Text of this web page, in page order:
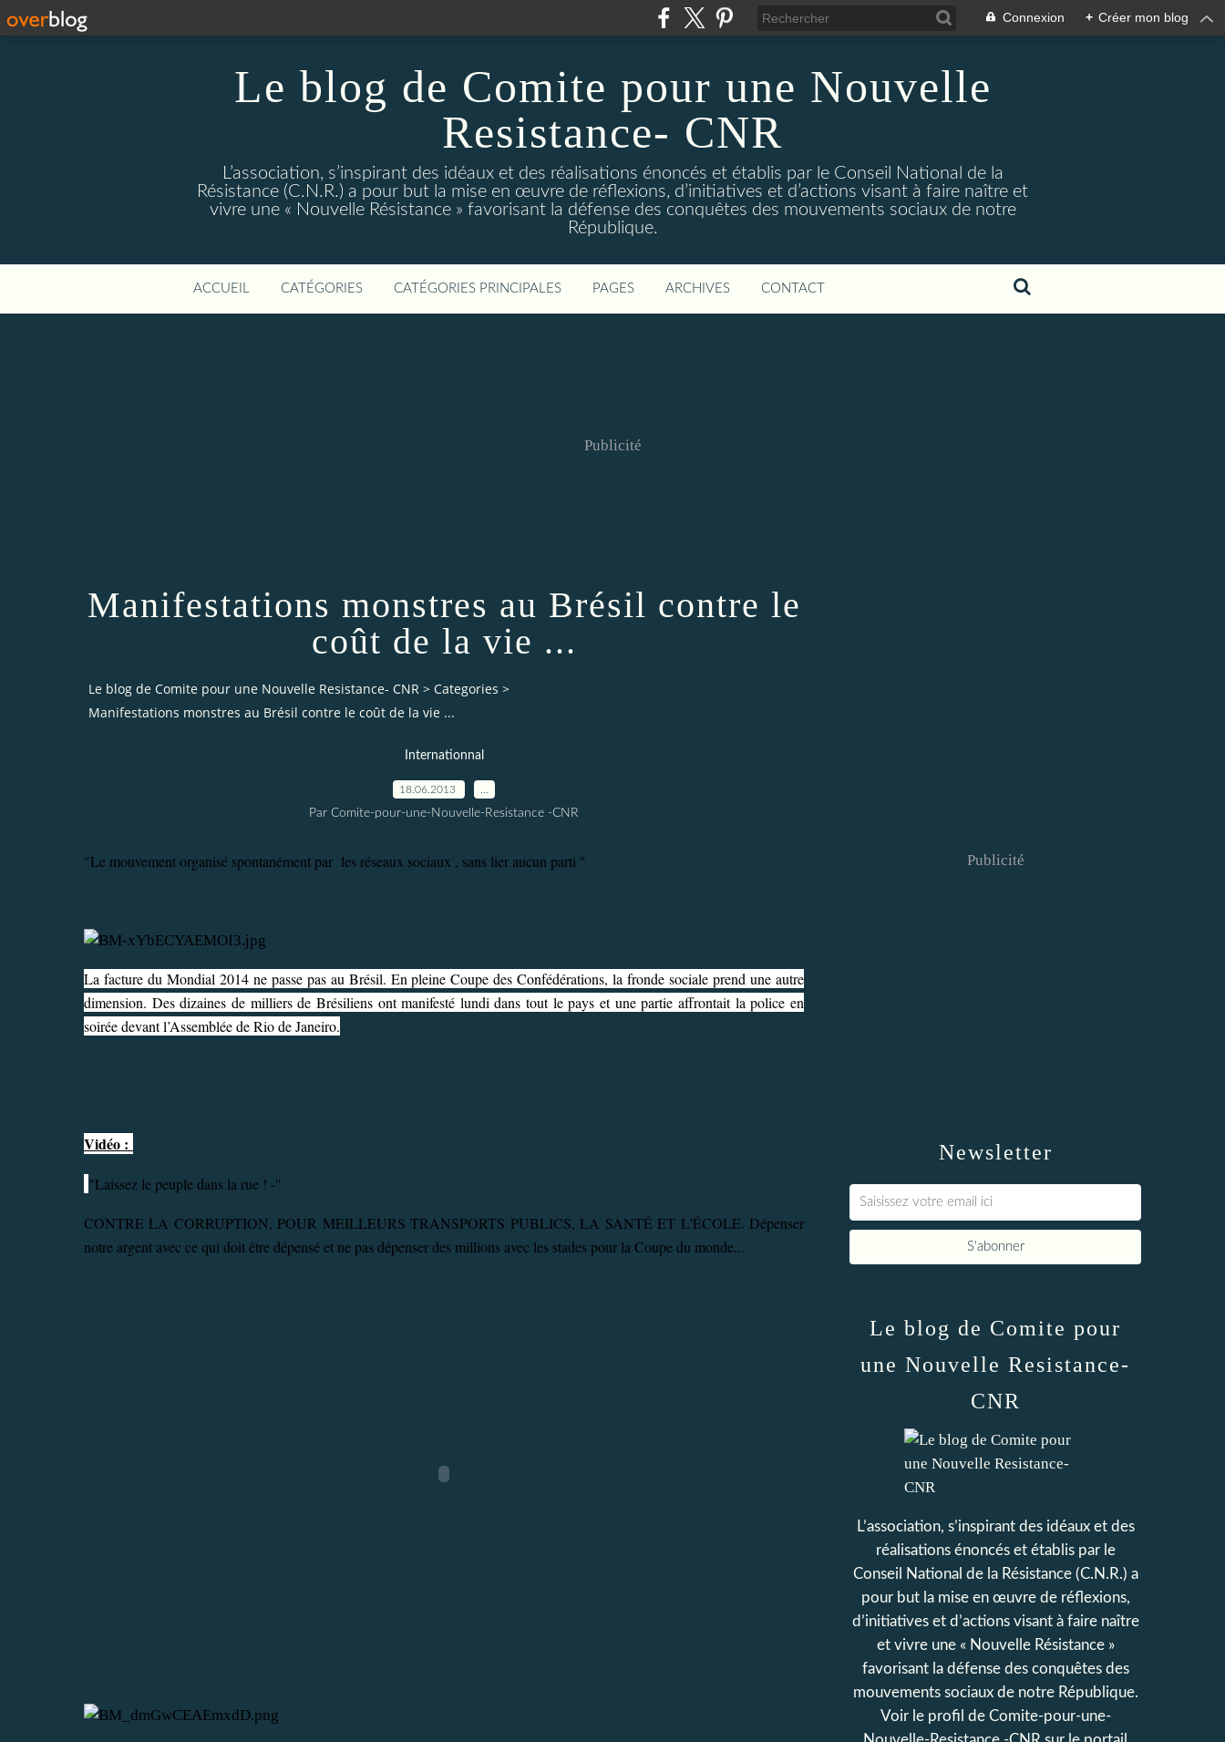
Connexion + Créer mon blog
Le blog de Comite pour une Nouvelle
Resistance- CNR
L’association, s’inspirant des idéaux et des réalisations énoncés et établis par le Conseil National de la
Résistance (C.N.R.) a pour but la mise en œuvre de réflexions, d’initiatives et d’actions visant à faire naître et
vivre une « Nouvelle Résistance » favorisant la défense des conquêtes des mouvements sociaux de notre
République.
ACCUEIL CATÉGORIES CATÉGORIES PRINCIPALES PAGES ARCHIVES CONTACT
Publicité
Manifestations monstres au Brésil contre le
coût de la vie ...
Le blog de Comite pour une Nouvelle Resistance- CNR > Categories >
Manifestations monstres au Brésil contre le coût de la vie ...
Internationnal
18.06.2013
Par Comite-pour-une-Nouvelle-Resistance -CNR
"Le mouvement organisé spontanément par les réseaux sociaux , sans lier aucun parti "
La facture du Mondial 2014 ne passe pas au Brésil. En pleine Coupe des Confédérations, la fronde sociale prend une autre
dimension. Des dizaines de milliers de Brésiliens ont manifesté lundi dans tout le pays et une partie affrontait la police en
soirée devant l’Assemblée de Rio de Janeiro.
Vidéo :
"Laissez le peuple dans la rue ! -"
CONTRE LA CORRUPTION, POUR MEILLEURS TRANSPORTS PUBLICS, LA SANTÉ ET L'ÉCOLE. Dépenser
notre argent avec ce qui doit être dépensé et ne pas dépenser des millions avec les stades pour la Coupe du monde...
Newsletter
Publicité
Le blog de Comite pour
une Nouvelle Resistance-
CNR
L’association, s’inspirant des idéaux et des
réalisations énoncés et établis par le
Conseil National de la Résistance (C.N.R.) a
pour but la mise en œuvre de réflexions,
d’initiatives et d’actions visant à faire naître
et vivre une « Nouvelle Résistance »
favorisant la défense des conquêtes des
mouvements sociaux de notre République.
Voir le profil de Comite-pour-une-